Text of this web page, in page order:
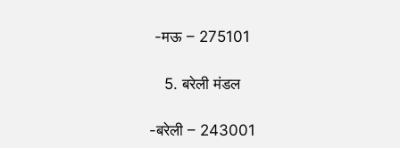
-मऊ – 275101
5. बरेली मंडल
-बरेली – 243001